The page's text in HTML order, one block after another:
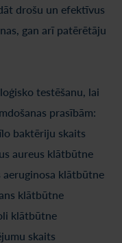
drošu un efektīvus
gan arī patērētāju
testēšanu, lai
prasībām:
baktēriju skaits
aureus klātbūtne
aeruginosa klātbūtne
klātbūtne
klātbūtne
skaits